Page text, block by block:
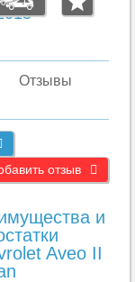
Отзывы
отзыв
и
Aveo II